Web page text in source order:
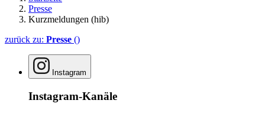
Presse
Kurzmeldungen (hib)
zurück zu: Presse ()
Instagram
Instagram-Kanäle